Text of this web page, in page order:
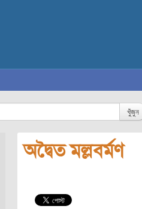
খুঁজুন
অদ্বৈত মল্লবর্মণ